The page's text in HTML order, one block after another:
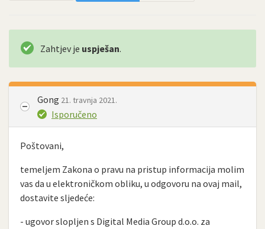
Zahtjev je uspješan.
Gong 21. travnja 2021.
Isporučeno
Poštovani,
temeljem Zakona o pravu na pristup informacija molim
vas da u elektroničkom obliku, u odgovoru na ovaj mail,
dostavite sljedeće:
- ugovor slopljen s Digital Media Group d.o.o. za